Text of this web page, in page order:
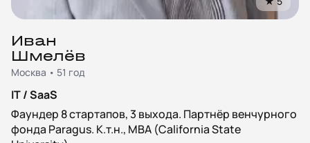
Иван
Шмелёв
Москва • 51 год
IT / SaaS
Фаундер 8 стартапов, 3 выхода. Партнёр венчурного
фонда Paragus. К.т.н., MBA (California State